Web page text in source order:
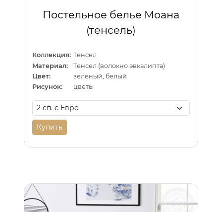
Постельное белье Моана
(тенсель)
Коллекция: Тенсел
Материал:
Тенсел (волокно эвкалипта)
Цвет:
зеленый, белый
Рисунок:
цветы
Купить